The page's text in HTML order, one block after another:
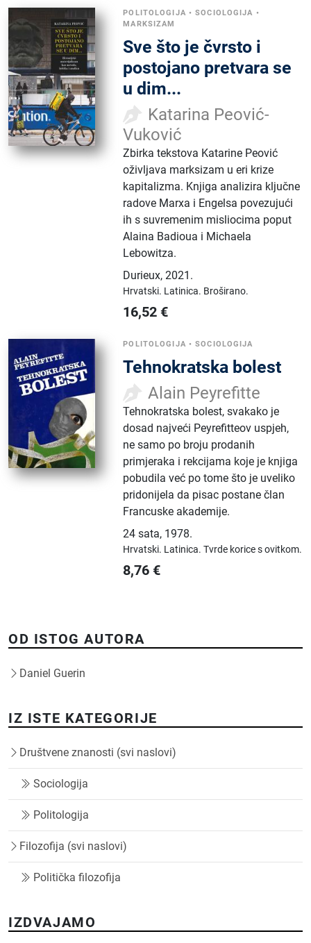
POLITOLOGIJA •SOCIOLOGIJA •
MARKSIZAM
Sve što je čvrsto i
postojano pretvara se
u dim...
Katarina Peović-
Vuković
Zbirka tekstova Katarine Peović
oživljava marksizam u eri krize
kapitalizma. Knjiga analizira ključne
radove Marxa i Engelsa povezujući
ih s suvremenim misliocima poput
Alaina Badioua i Michaela
Lebowitza.
Durieux,2021.
Hrvatski. Latinica. Broširano.
16,52 €
POLITOLOGIJA •SOCIOLOGIJA
Tehnokratska bolest
Alain Peyrefitte
Tehnokratska bolest, svakako je
dosad najveći Peyrefitteov uspjeh,
ne samo po broju prodanih
primjeraka i rekcijama koje je knjiga
pobudila već po tome što je uveliko
pridonijela da pisac postane član
Francuske akademije.
24 sata, 1978.
Hrvatski. Latinica.Tvrde korice s ovitkom.
8,76 €
OD ISTOG AUTORA
Daniel Guerin
IZ ISTE KATEGORIJE
Društvene znanosti (svi naslovi)
Sociologija
Politologija
Filozofija (svi naslovi)
Politička filozofija
IZDVAJAMO